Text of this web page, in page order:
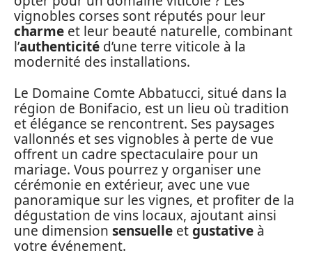
vignobles corses sont réputés pour leur
charme et leur beauté naturelle, combinant
l’authenticité d’une terre viticole à la
modernité des installations.
Le Domaine Comte Abbatucci, situé dans la
région de Bonifacio, est un lieu où tradition
et élégance se rencontrent. Ses paysages
vallonnés et ses vignobles à perte de vue
offrent un cadre spectaculaire pour un
mariage. Vous pourrez y organiser une
cérémonie en extérieur, avec une vue
panoramique sur les vignes, et profiter de la
dégustation de vins locaux, ajoutant ainsi
une dimension sensuelle etgustative à
votre événement.